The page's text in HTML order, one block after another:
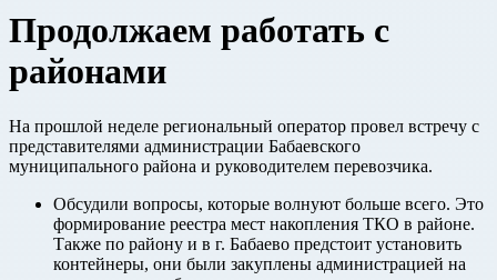
Продолжаем работать с
районами
На прошлой неделе региональный оператор провел встречу с
представителями администрации Бабаевского
муниципального района и руководителем перевозчика.
Обсудили вопросы, которые волнуют больше всего. Это
формирование реестра мест накопления ТКО в районе.
Также по району и в г. Бабаево предстоит установить
контейнеры, они были закуплены администрацией на